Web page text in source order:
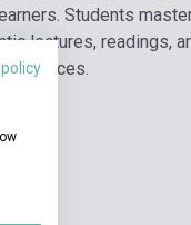
Students
lectures, readings,